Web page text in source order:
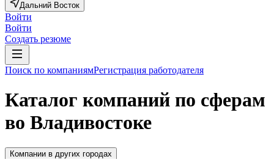
Дальний Восток
Войти
Войти
Создать резюме
Поиск по компаниямРегистрация работодателя
Каталог компаний по сферам
во Владивостоке
Компании в других городах